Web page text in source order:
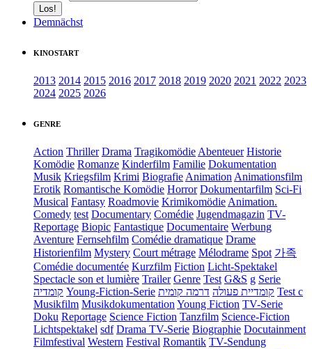
Demnächst
KINOSTART
2013 2014 2015 2016 2017 2018 2019 2020 2021 2022 2023
2024 2025 2026
GENRE
Action Thriller Drama Tragikomödie Abenteuer Historie
Komödie Romanze Kinderfilm Familie Dokumentation
Musik Kriegsfilm Krimi Biografie Animation Animationsfilm
Erotik Romantische Komödie Horror Dokumentarfilm Sci-Fi
Musical Fantasy Roadmovie Krimikomödie Animation.
Comedy test Documentary Comédie Jugendmagazin TV-
Reportage Biopic Fantastique Documentaire Werbung
Aventure Fernsehfilm Comédie dramatique Drame
Historienfilm Mystery Court métrage Mélodrame Spot 가족
Comédie documentée Kurzfilm Fiction Licht-Spektakel
Spectacle son et lumière Trailer Genre Test G&S g Serie
קומדיה Young-Fiction-Serie קומדיית פעולה דרמה קומית
Test c
Musikfilm Musikdokumentation Young Fiction TV-Serie
Doku Reportage Science Fiction Tanzfilm Science-Fiction
Lichtspektakel sdf Drama TV-Serie Biographie Docutainment
Filmfestival Western Festival Romantik TV-Sendung